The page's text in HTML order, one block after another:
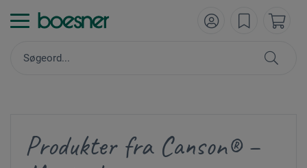
Produkter fra Canson® –